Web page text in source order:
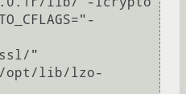
"
L/opt/lib/lzo-